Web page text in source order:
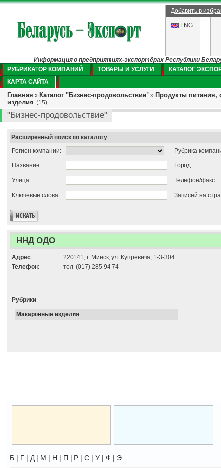
Добавить в
ENG
Информация о предприятиях-экспортёрах Республики
РУБРИКАТОР КОМПАНИЙ
ТОВАРЫ И УСЛУГИ
КАТАЛОГ
КАРТА САЙТА
Главная » Каталог "Бизнес-продовольствие" » Продукты питания,
изделия (15)
"Бизнес-продовольствие"
Расширенный поиск по каталогу
Регион компании:
Рубрика
Название: Город:
Улица: Телефон/факс:
Ключевые слова: Записей на
ННД ОДО
Адрес:
220141, г. Минск, ул. Купревича, 1-3-304
Телефон: тел. (017) 285 94 74
Рубрики:
Макаронные изделия
Б | Г | Д | М | Н | П | Р | С | У | Ф | Э